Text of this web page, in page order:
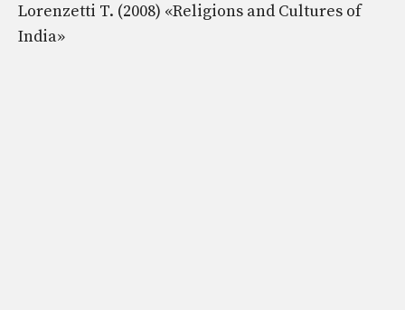
Lorenzetti T. (2008) «Religions and Cultures of
India»